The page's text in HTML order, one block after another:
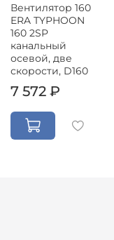
Вентилятор 160
ERA TYPHOON
160 2SP
канальный
осевой, две
скорости, D160
7 572 ₽